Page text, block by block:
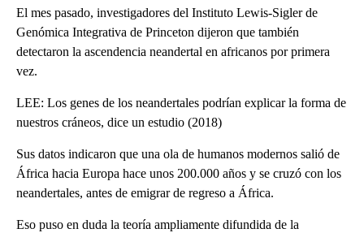
El mes pasado, investigadores del Instituto Lewis-Sigler de
Genómica Integrativa de Princeton dijeron que también
detectaron la ascendencia neandertal en africanos por primera
vez.
LEE: Los genes de los neandertales podrían explicar la forma de
nuestros cráneos, dice un estudio (2018)
Sus datos indicaron que una ola de humanos modernos salió de
África hacia Europa hace unos 200.000 años y se cruzó con los
neandertales, antes de emigrar de regreso a África.
Eso puso en duda la teoría ampliamente difundida de la